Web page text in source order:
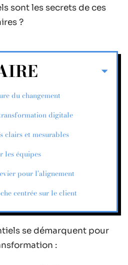
sont les secrets de ces
?
du changement
digitale
clairs et mesurables
les équipes
pour l’alignement
centrée sur le client
se démarquent pour
: